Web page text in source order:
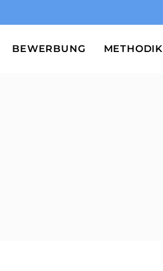
BEWERBUNG METHODIK